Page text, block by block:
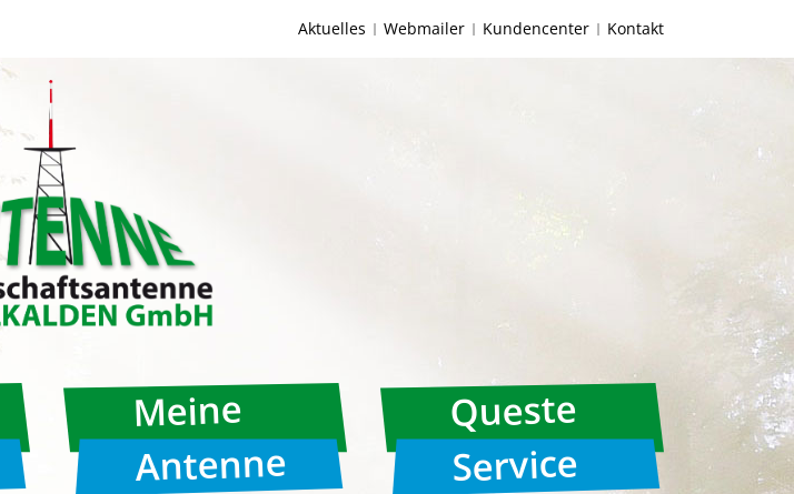
Aktuelles Webmailer Kundencenter Kontakt
Meine
Antenne
Queste
Service